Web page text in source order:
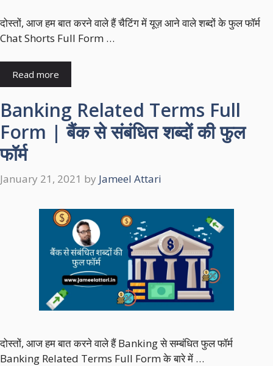
दोस्तों, आज हम बात करने वाले हैं चैटिंग में यूज़ आने वाले शब्दों के फुल फॉर्म
Chat Shorts Full Form …
Read more
Banking Related Terms Full
Form | बैंक से संबंधित शब्दों की फुल
फॉर्म
January 21, 2021 by Jameel Attari
दोस्तों, आज हम बात करने वाले हैं Banking से सम्बंधित फुल फॉर्म
Banking Related Terms Full Form के बारे में …